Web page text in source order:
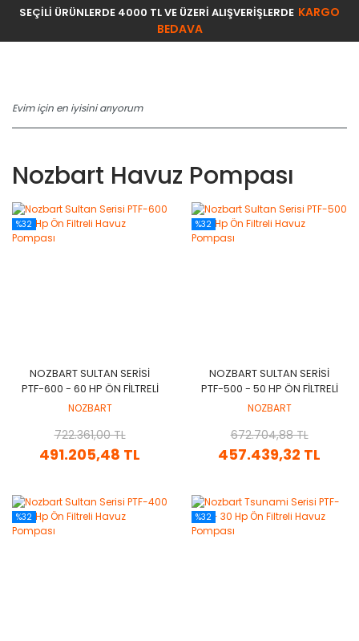
SEÇİLİ ÜRÜNLERDE 4000 TL VE ÜZERİ ALIŞVERİŞLERDE KARGO
BEDAVA
Nozbart Havuz Pompası
%32
NOZBART SULTAN SERISI
PTF-600 - 60 HP ÖN FILTRELI
HAVUZ POMPASI
NOZBART
491.205,48 TL
722.361,00 TL
%32
NOZBART SULTAN SERISI
PTF-500 - 50 HP ÖN FILTRELI
HAVUZ POMPASI
NOZBART
457.439,32 TL
672.704,88 TL
%32 %32